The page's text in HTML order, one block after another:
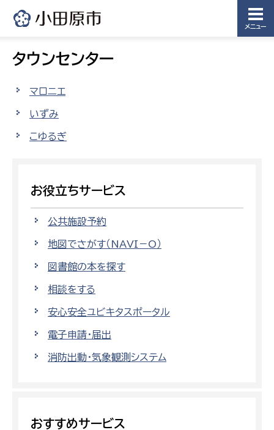
メニュー
タウンセンター
マロニエ
いずみ
こゆるぎ
お役立ちサービス
公共施設予約
地図でさがす（NAVI－O）
図書館の本を探す
相談をする
安心安全ユビキタスポータル
電子申請・届出
消防出動・気象観測システム
おすすめサービス